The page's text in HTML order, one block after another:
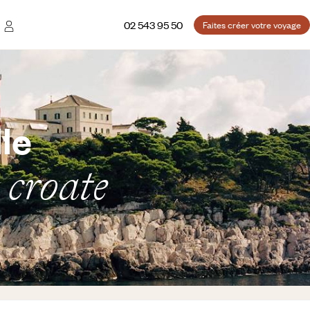
02 543 95 50 Faites créer votre voyage